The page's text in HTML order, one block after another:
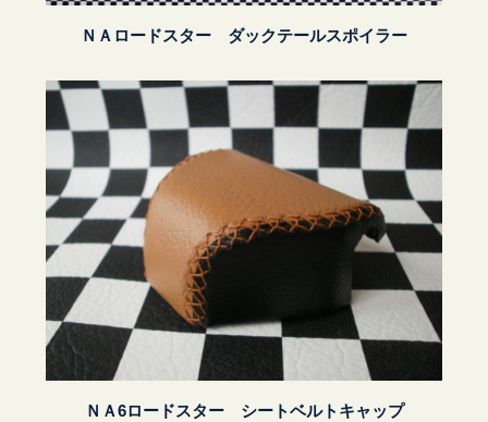
ＮＡロードスター ダックテールスポイラー
ＮＡ6ロードスター シートベルトキャップ